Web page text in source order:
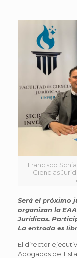
Francisco
Ciencias
Será el próximo
organizan la
Jurídicas.
La entrada es
El director
Abogados del